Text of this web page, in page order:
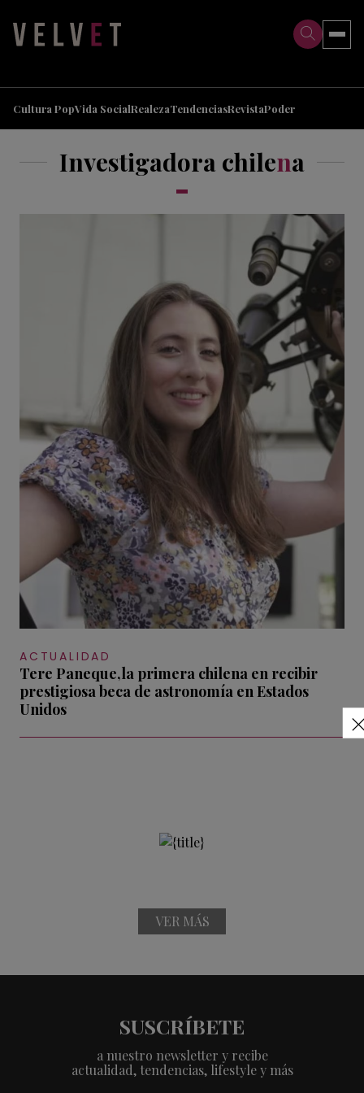
Cultura PopVida SocialRealezaTendenciasRevistaPoder
Investigadora chilena
ACTUALIDAD
Tere Paneque,la primera chilena en recibir
prestigiosa beca de astronomía en Estados
Unidos
VER MÁS
SUSCRÍBETE
a nuestro newsletter y recibe
actualidad, tendencias, lifestyle y más